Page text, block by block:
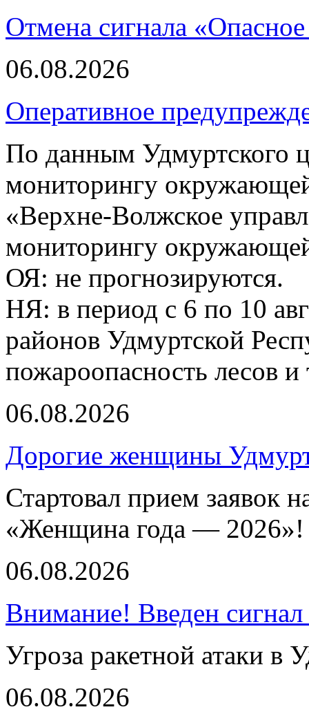
Отмена сигнала
06.08.2026
Оперативное
По данным Удмуртского
мониторингу
«Верхне-Волжское
мониторингу
ОЯ: не прогнозируются.
НЯ: в период с 6 по 10
районов Удмуртской
пожароопасность лесов
06.08.2026
Дорогие женщины
Стартовал прием заявок
«Женщина года — 2026»!
06.08.2026
Внимание! Введен
Угроза ракетной атаки
06.08.2026